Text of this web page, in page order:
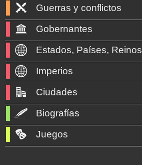
Guerras y conflictos
Gobernantes
Estados, Países, Reinos
Imperios
Ciudades
Biografías
Juegos